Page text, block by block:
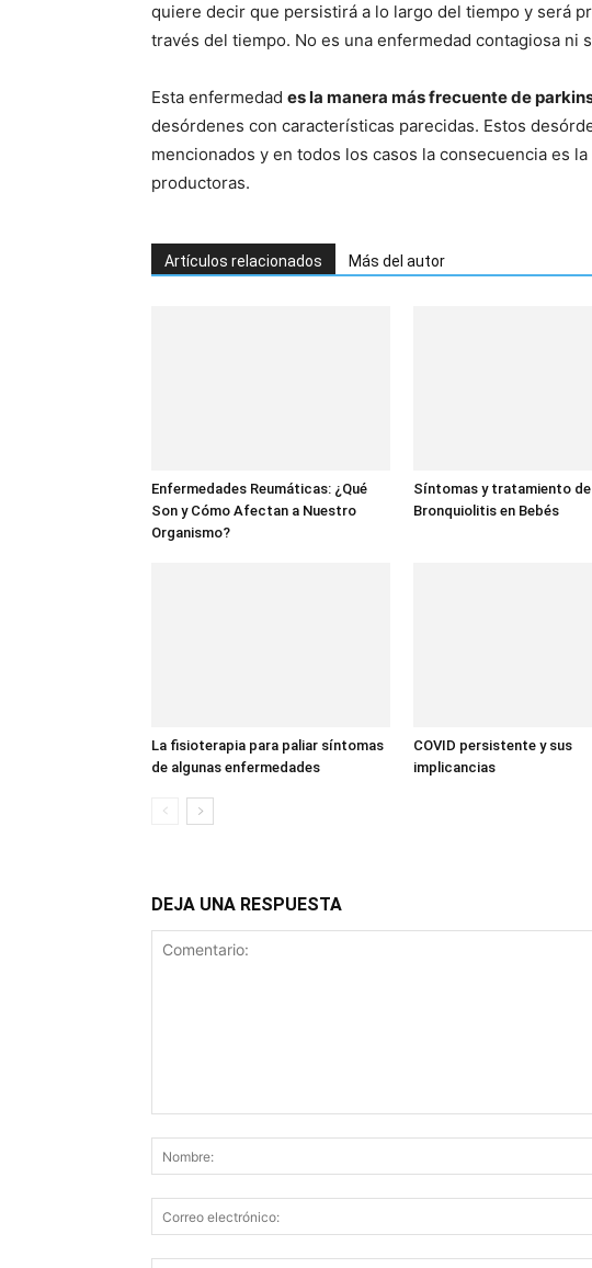
quiere decir que persistirá a lo largo del tiempo y será
través del tiempo. No es una enfermedad contagiosa ni
Esta enfermedad es la manera más frecuente de
desórdenes con características parecidas. Estos
mencionados y en todos los casos la consecuencia es
productoras.
Artículos relacionados Más del autor
Enfermedades Reumáticas: ¿Qué
Son y Cómo Afectan a Nuestro
Organismo?
Síntomas y tratamiento de
Bronquiolitis en Bebés
La fisioterapia para paliar síntomas
de algunas enfermedades
COVID persistente y sus
implicancias
DEJA UNA RESPUESTA